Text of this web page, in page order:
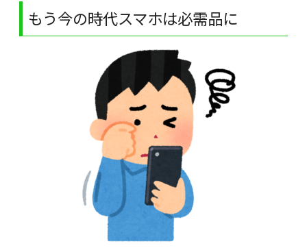
もう今の時代スマホは必需品に